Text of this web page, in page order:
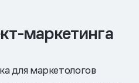
маркетинга
для маркетологов